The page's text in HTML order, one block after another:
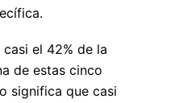
el 42% de la
de estas cinco
significa que casi